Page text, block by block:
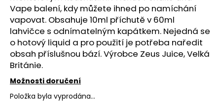
Vape balení, kdy můžete ihned po namíchání
vapovat. Obsahuje 10ml příchutě v 60ml
lahvičce s odnímatelným kapátkem. Nejedná se
o hotový liquid a pro použití je potřeba naředit
obsah příslušnou bází. Výrobce Zeus Juice, Velká
Británie.
Možnosti doručení
Položka byla vyprodána…
HLEDAT
D
o
p
o
r